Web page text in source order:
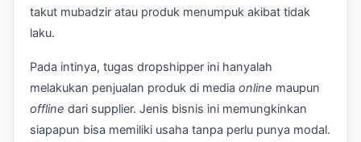
takut mubadzir atau produk menumpuk akibat tidak
laku.
Pada intinya, tugas dropshipper ini hanyalah
melakukan penjualan produk di media online maupun
offline dari supplier. Jenis bisnis ini memungkinkan
siapapun bisa memiliki usaha tanpa perlu punya modal.